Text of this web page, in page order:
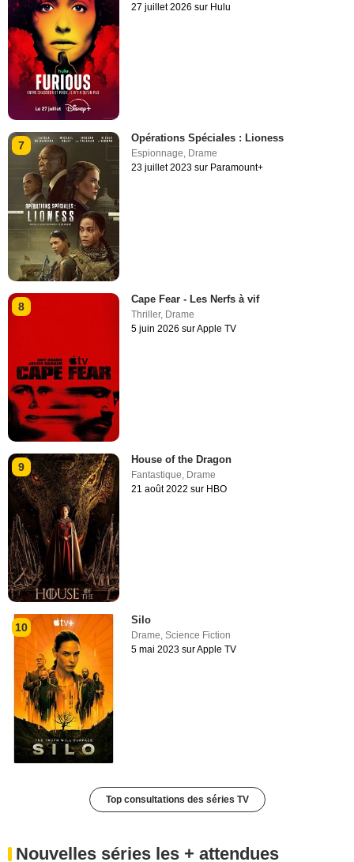
27 juillet 2026 sur Hulu
7
Opérations Spéciales : Lioness
Espionnage, Drame
23 juillet 2023 sur Paramount+
8
Cape Fear - Les Nerfs à vif
Thriller, Drame
5 juin 2026 sur Apple TV
9
House of the Dragon
Fantastique, Drame
21 août 2022 sur HBO
10
Silo
Drame,Science Fiction
5 mai 2023 sur Apple TV
Top consultations des séries TV
Nouvelles séries les + attendues